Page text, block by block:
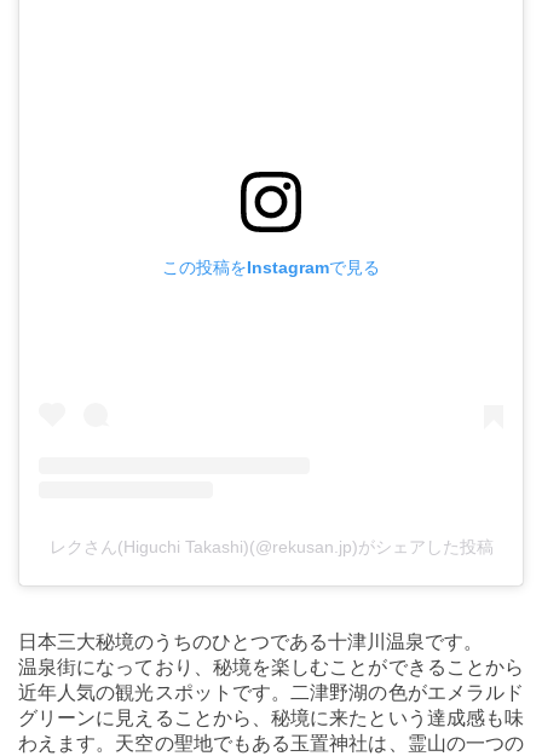
この投稿をInstagramで見る
レクさん(Higuchi Takashi)(@rekusan.jp)がシェアした投稿
日本三大秘境のうちのひとつである十津川温泉です。
温泉街になっており、秘境を楽しむことができることから
近年人気の観光スポットです。二津野湖の色がエメラルド
グリーンに見えることから、秘境に来たという達成感も味
わえます。天空の聖地でもある玉置神社は、霊山の一つの